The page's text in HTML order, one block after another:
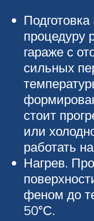
процедуру
гараже с
сильных
стоит
или
работать
Нагрев.
феном до
50°С.